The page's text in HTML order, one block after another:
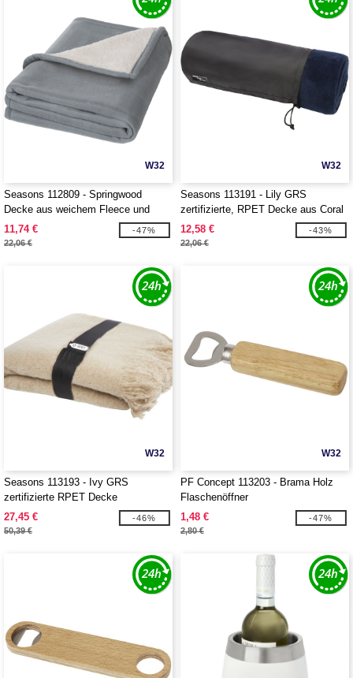
W32
Seasons 112809 - Springwood
Decke aus weichem Fleece und
Sherpa-Plaid
11,74 €
22,06 €
-47%
W32
Seasons 113191 - Lily GRS
zertifizierte, RPET Decke aus Coral
Fleece
12,58 €
22,06 €
-43%
W32
Seasons 113193 - Ivy GRS
zertifizierte RPET Decke
27,45 €
50,39 €
-46%
W32
PF Concept 113203 - Brama Holz
Flaschenöffner
1,48 €
2,80 €
-47%